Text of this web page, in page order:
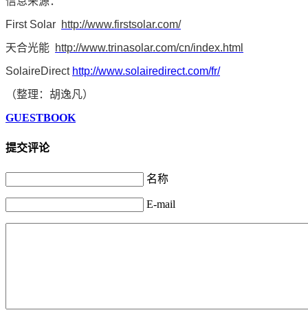
First Solar http://www.firstsolar.com/
天合光能 http://www.trinasolar.com/cn/index.html
SolaireDirect http://www.solairedirect.com/fr/
（整理：胡逸凡）
GUESTBOOK
提交评论
名称
E-mail